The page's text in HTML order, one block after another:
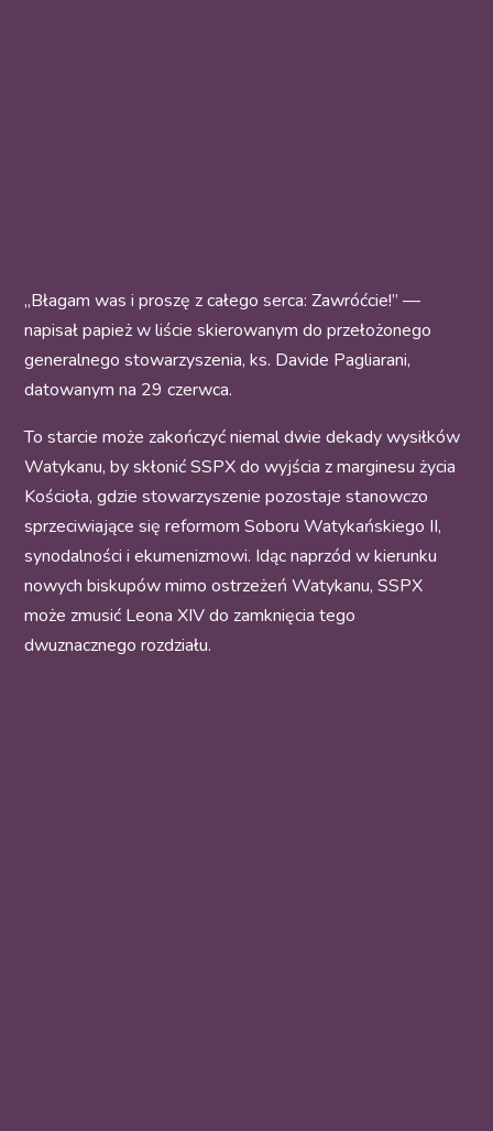
„Błagam was i proszę z całego serca: Zawróćcie!” —
napisał papież w liście skierowanym do przełożonego
generalnego stowarzyszenia, ks. Davide Pagliarani,
datowanym na 29 czerwca.
To starcie może zakończyć niemal dwie dekady wysiłków
Watykanu, by skłonić SSPX do wyjścia z marginesu życia
Kościoła, gdzie stowarzyszenie pozostaje stanowczo
sprzeciwiające się reformom Soboru Watykańskiego II,
synodalności i ekumenizmowi. Idąc naprzód w kierunku
nowych biskupów mimo ostrzeżeń Watykanu, SSPX
może zmusić Leona XIV do zamknięcia tego
dwuznacznego rozdziału.